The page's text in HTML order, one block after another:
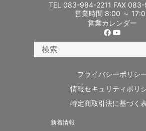
TEL 083-984-2211 FAX
営業時間 8:00 ～
営業カレンダー
プライバシーポリシ
情報セキュリティポリ
特定商取引法に基づく
新着情報